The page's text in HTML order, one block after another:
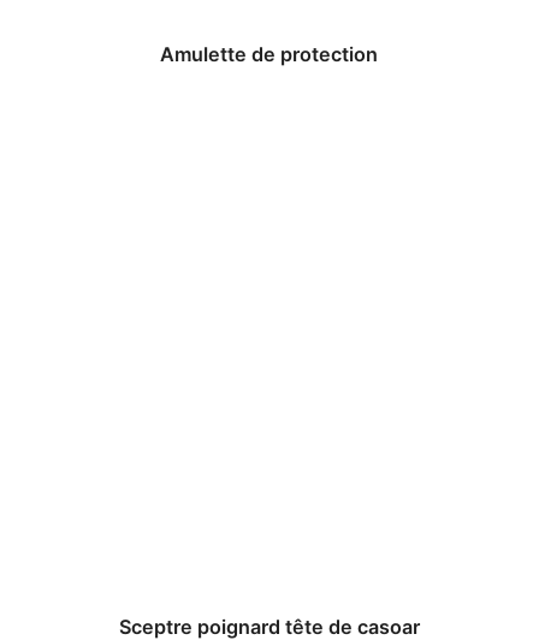
Amulette de protection
Sceptre poignard tête de casoar